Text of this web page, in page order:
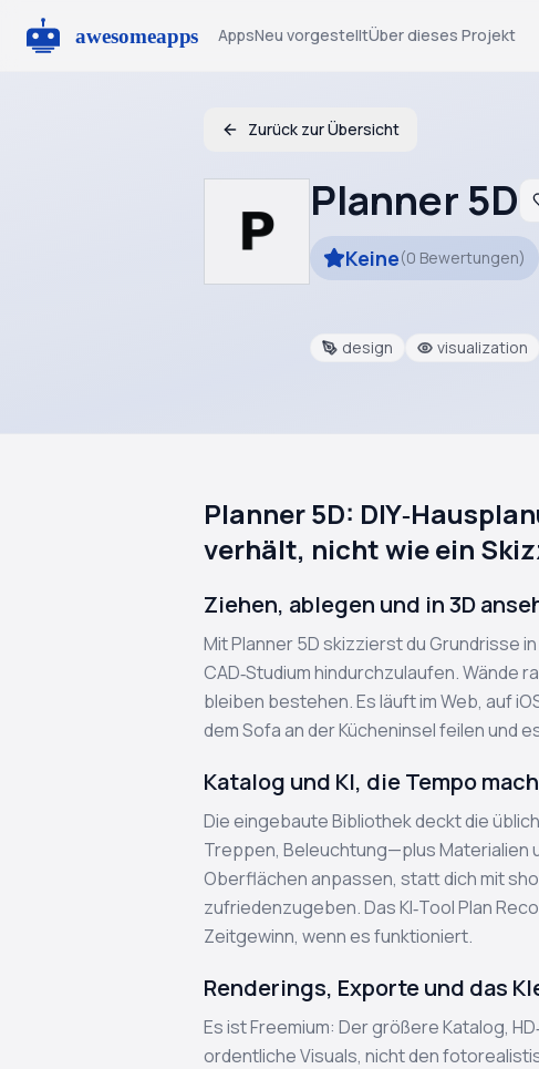
AppsNeu vorgestelltÜber dieses Projekt
Zurück zur Übersicht
Planner 5D
Keine(0 Bewertungen)
design visualization
Planner 5D:
verhält, nicht wie ein
Ziehen, ablegen und in 3D
Mit Planner 5D skizzierst du Grundrisse
CAD‑Studium hindurchzulaufen. Wände
bleiben bestehen. Es läuft im Web, auf
dem Sofa an der Kücheninsel feilen und
Katalog und KI, die Tempo
Die eingebaute Bibliothek deckt die
Treppen, Beleuchtung—plus Materialien
Oberflächen anpassen, statt dich mit
zufriedenzugeben. Das KI‑Tool Plan
Zeitgewinn, wenn es funktioniert.
Renderings, Exporte und das
Es ist Freemium: Der größere Katalog,
ordentliche Visuals, nicht den